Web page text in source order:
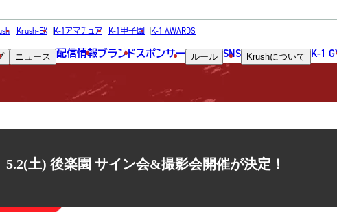
Krush-EX K-1アマチュア K-1甲子園 K-1 AWARDS
ニュース 配信情報ブランドスポンサー ルール SNS Krushについて K-1
NEWS
5.2(土) 後楽園 サイン会&撮影会開催が決定！